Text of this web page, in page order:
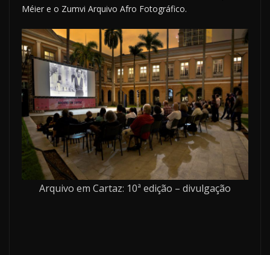
Méier e o Zumvi Arquivo Afro Fotográfico.
Arquivo em Cartaz: 10ª edição – divulgação